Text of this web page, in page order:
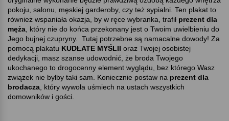
pokoju, salonu, męskiej garderoby, czy też sypialni. Ten plakat to
również wspaniała okazja, by w ręce wybranka, trafił prezent dla
męża , który nie do końca przekonany jest o Twoim uwielbieniu do
Jego bujnej czupryny. Tutaj potrzebne są namacalne dowody! Za
pomocą plakatu KUDŁATE MYŚLII oraz Twojej osobistej
dedykacji, masz szanse udowodnić, że broda Twojego
ukochanego to drogocenny element wyglądu, bez którego Wasz
związek nie byłby taki sam. Koniecznie postaw na prezent dla
brodacza , który wywoła uśmiech na ustach wszystkich
domowników i gości.